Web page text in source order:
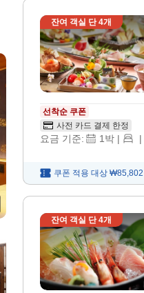
잔여 객실 단4개
선착순 쿠폰
사전 카드 결제 한정
요금 기준: 1 박 | |
쿠폰 적용 대상 ₩85,802
잔여 객실 단4개